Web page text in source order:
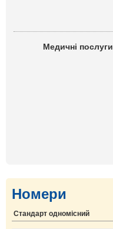
Медичні послуги
Номери
Стандарт одномісний